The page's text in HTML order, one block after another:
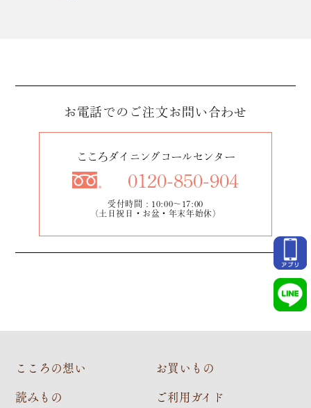
お電話でのご注文お問い合わせ
こころダイニングコールセンター
0120-850-904
受付時間：10:00～17:00
（土日祝日・お盆・年末年始休）
こころの想い
読みもの
お買いもの
ご利用ガイド